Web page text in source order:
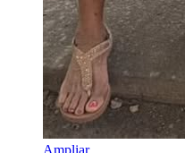
Ampliar